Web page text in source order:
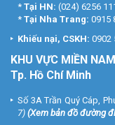
* Tại HN: (024) 6256
* Tại Nha Trang: 0915
Khiếu nại, CSKH: 0902
KHU VỰC MIỀN NAM
Tp. Hồ Chí Minh
Số 3A Trần Quý Cáp,
7) (Xem bản đồ đường đi